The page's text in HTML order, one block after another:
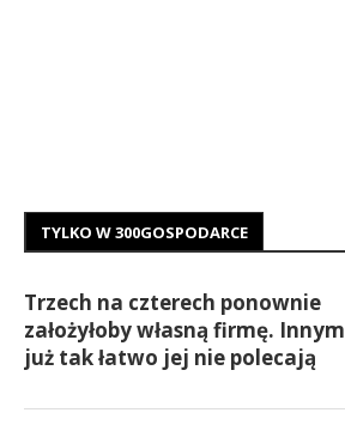
TYLKO W 300GOSPODARCE
Trzech na czterech ponownie
założyłoby własną firmę. Innym
już tak łatwo jej nie polecają